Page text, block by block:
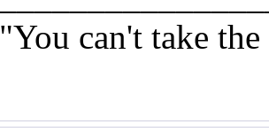
"You can't take